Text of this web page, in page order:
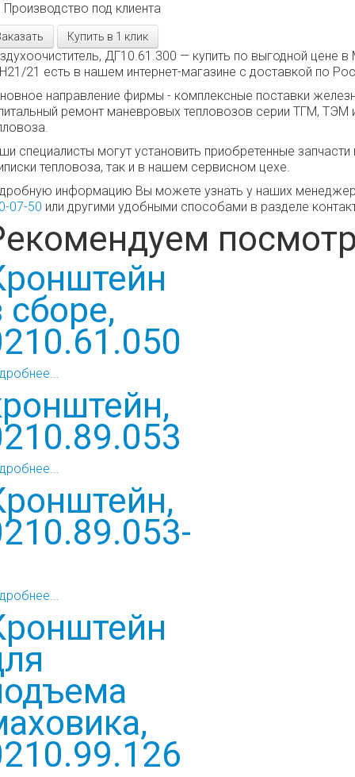
Производство под клиента
Купить в 1 клик
ДГ10.61.300 — купить по выгодной цене
21 есть в нашем интернет-магазине с доставкой по
направление фирмы - комплексные поставки
ремонт маневровых тепловозов серии ТГМ,
специалисты могут установить приобретенные
тепловоза, так и в нашем сервисном цехе.
информацию Вы можете узнать у наших
07-50 или другими удобными способами в разделе
сборе,